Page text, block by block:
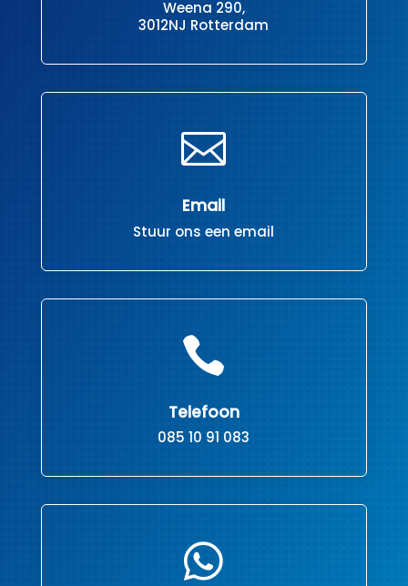
Weena 290,
3012NJ Rotterdam

Email
Stuur ons een email

Telefoon
085 10 91 083
